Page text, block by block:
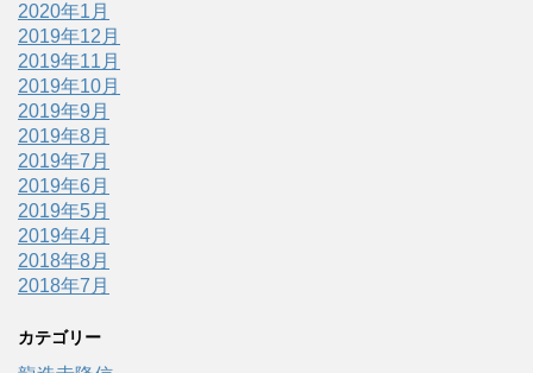
2020年1月
2019年12月
2019年11月
2019年10月
2019年9月
2019年8月
2019年7月
2019年6月
2019年5月
2019年4月
2018年8月
2018年7月
カテゴリー